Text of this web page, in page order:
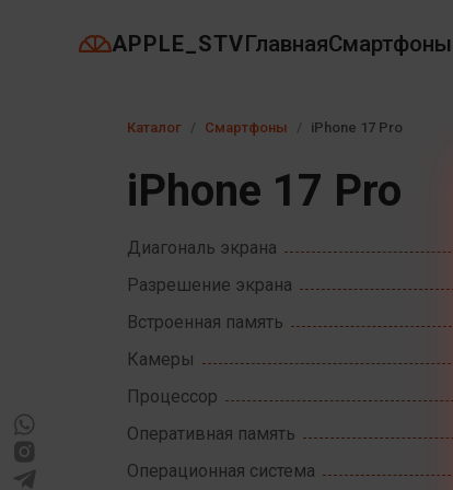
APPLE_STVГлавнаяСмартфоны
Каталог Смартфоны iPhone 17 Pro
iPhone 17 Pro
Диагональ экрана
Разрешение экрана
Встроенная память
Камеры
Процессор
Оперативная память
Операционная система